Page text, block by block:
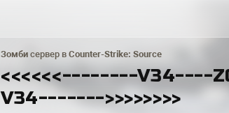
Зомби сервер в Counter-Strike: Source
<<<<<<--------V34----
V34------->>>>>>>>